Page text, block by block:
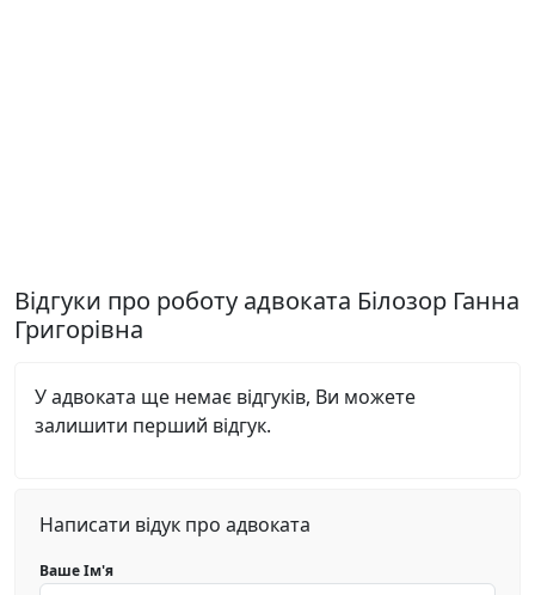
Відгуки про роботу адвоката Білозор Ганна
Григорівна
У адвоката ще немає відгуків, Ви можете
залишити перший відгук.
Написати відук про адвоката
Ваше Ім'я